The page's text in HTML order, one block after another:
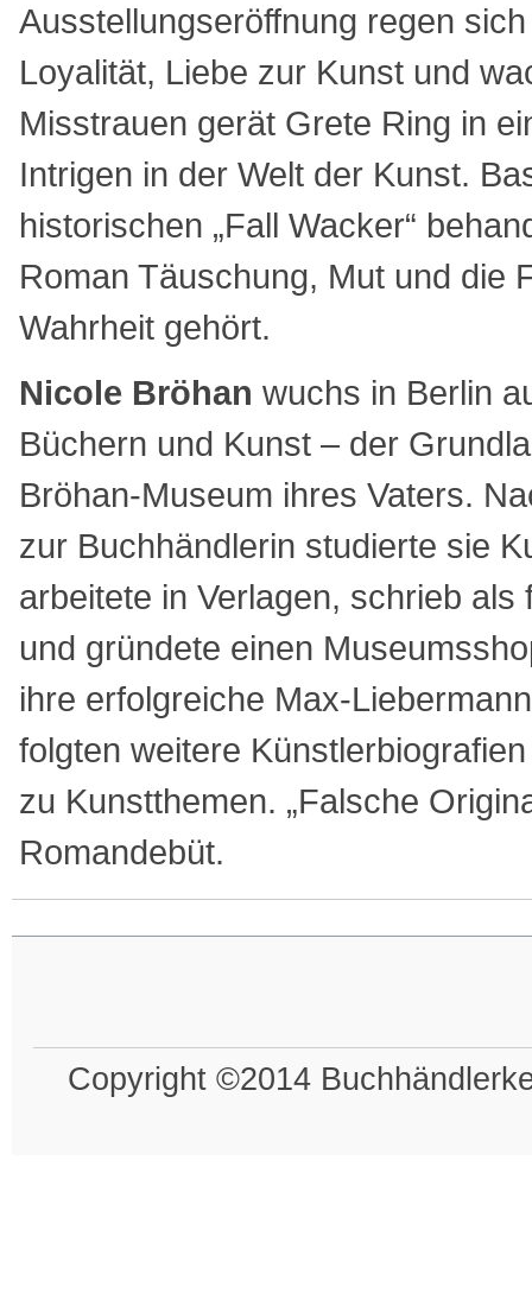
Ausstellungseröffnung regen
Loyalität, Liebe zur Kunst und
Misstrauen gerät Grete Ring in
Intrigen in der Welt der Kunst.
historischen „Fall Wacker“
Roman Täuschung, Mut und die
Wahrheit gehört.
Nicole Bröhan wuchs in Berlin
Büchern und Kunst – der
Bröhan-Museum ihres Vaters.
zur Buchhändlerin studierte sie
arbeitete in Verlagen, schrieb als
und gründete einen
ihre erfolgreiche Max-
folgten weitere
zu Kunstthemen. „Falsche
Romandebüt.
Copyright ©2014